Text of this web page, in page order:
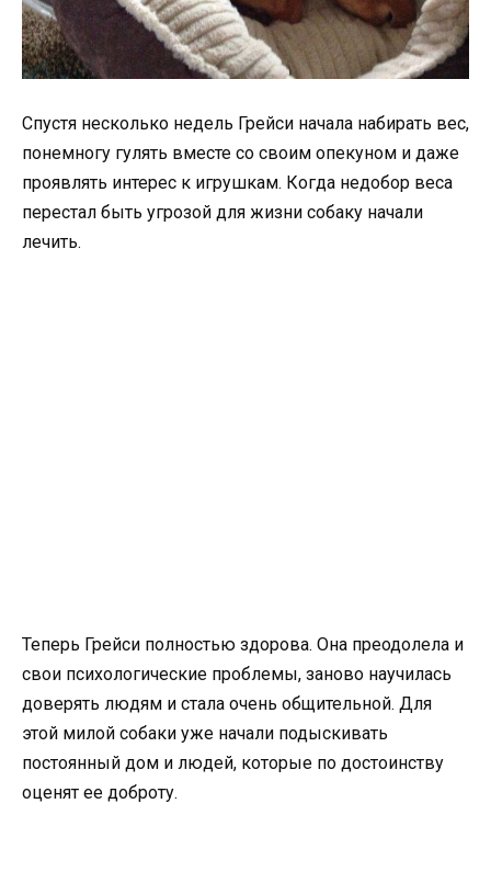
Спустя несколько недель Грейси начала набирать вес,
понемногу гулять вместе со своим опекуном и даже
проявлять интерес к игрушкам. Когда недобор веса
перестал быть угрозой для жизни собаку начали
лечить.
Теперь Грейси полностью здорова. Она преодолела и
свои психологические проблемы, заново научилась
доверять людям и стала очень общительной. Для
этой милой собаки уже начали подыскивать
постоянный дом и людей, которые по достоинству
оценят ее доброту.